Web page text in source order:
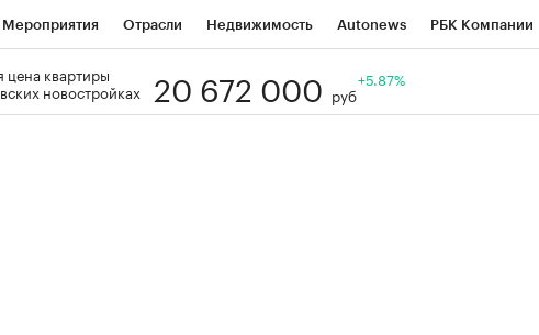
Мероприятия Отрасли Недвижимость Autonews РБК Компании
Визионеры
цена квартиры
новостройках
20 672 000 руб
+5.87%